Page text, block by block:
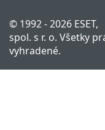
© 1992 - 2026 ESET,
spol. s r. o. Všetky
vyhradené.